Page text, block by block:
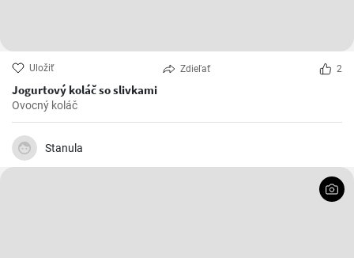
Uložiť Zdieľať 2
Jogurtový koláč so slivkami
Ovocný koláč
Stanula